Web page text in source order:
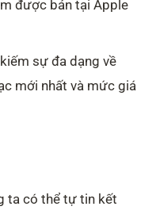
được bán tại Apple
sự đa dạng về
mới nhất và mức giá
ta có thể tự tin kết